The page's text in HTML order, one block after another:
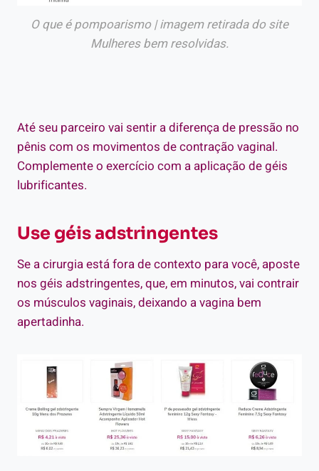
O que é pompoarismo | imagem retirada do site
Mulheres bem resolvidas.
Até seu parceiro vai sentir a diferença de pressão no
pênis com os movimentos de contração vaginal.
Complemente o exercício com a aplicação de géis
lubrificantes.
Use géis adstringentes
Se a cirurgia está fora de contexto para você, aposte
nos géis adstringentes, que, em minutos, vai contrair
os músculos vaginais, deixando a vagina bem
apertadinha.